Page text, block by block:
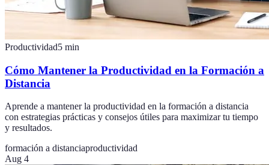
Productividad5 min
Cómo Mantener la Productividad en la Formación a
Distancia
Aprende a mantener la productividad en la formación a distancia
con estrategias prácticas y consejos útiles para maximizar tu tiempo
y resultados.
formación a distanciaproductividad
Aug 4